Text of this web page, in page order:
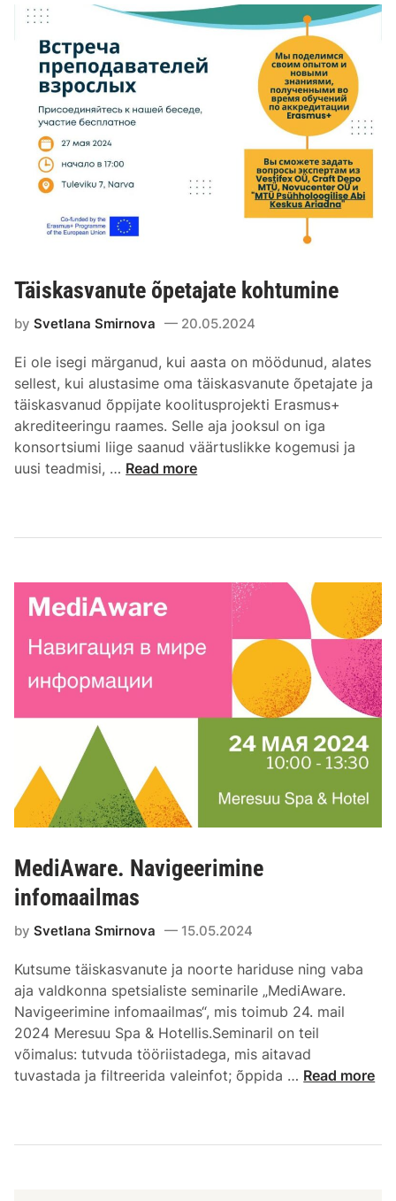
Täiskasvanute õpetajate kohtumine
bySvetlana Smirnova 20.05.2024
Ei ole isegi märganud, kui aasta on möödunud, alates
sellest, kui alustasime oma täiskasvanute õpetajate ja
täiskasvanud õppijate koolitusprojekti Erasmus+
akrediteeringu raames. Selle aja jooksul on iga
konsortsiumi liige saanud väärtuslikke kogemusi ja
uusi teadmisi, … Read more
MediAware. Navigeerimine
infomaailmas
bySvetlana Smirnova 15.05.2024
Kutsume täiskasvanute ja noorte hariduse ning vaba
aja valdkonna spetsialiste seminarile „MediAware.
Navigeerimine infomaailmas“, mis toimub 24. mail
2024 Meresuu Spa & Hotellis.Seminaril on teil
võimalus: tutvuda tööriistadega, mis aitavad
tuvastada ja filtreerida valeinfot; õppida … Read more